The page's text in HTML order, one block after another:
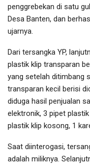
penggrebekan di satu
Desa Banten, dan
ujarnya.
Dari tersangka YP,
plastik klip transparan
yang setelah ditimbang
transparan kecil berisi
diduga hasil penjualan
elektronik, 3 pipet
plastik klip kosong, 1
Saat diinterogasi,
adalah miliknya.